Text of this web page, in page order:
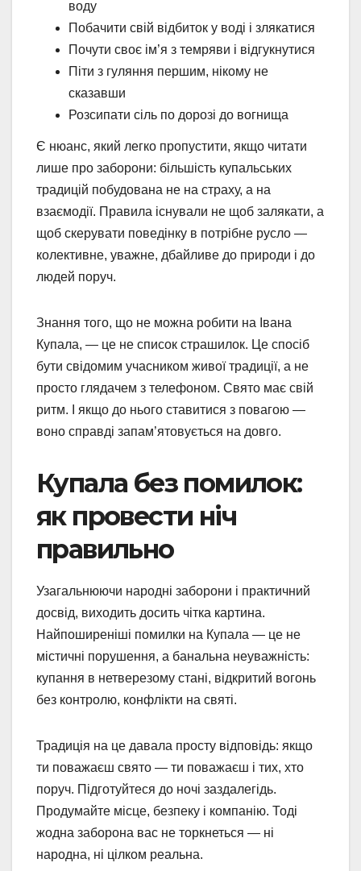
воду
Побачити свій відбиток у воді і злякатися
Почути своє ім’я з темряви і відгукнутися
Піти з гуляння першим, нікому не
сказавши
Розсипати сіль по дорозі до вогнища
Є нюанс, який легко пропустити, якщо читати
лише про заборони: більшість купальських
традицій побудована не на страху, а на
взаємодії. Правила існували не щоб залякати, а
щоб скерувати поведінку в потрібне русло —
колективне, уважне, дбайливе до природи і до
людей поруч.
Знання того, що не можна робити на Івана
Купала, — це не список страшилок. Це спосіб
бути свідомим учасником живої традиції, а не
просто глядачем з телефоном. Свято має свій
ритм. І якщо до нього ставитися з повагою —
воно справді запам’ятовується на довго.
Купала без помилок:
як провести ніч
правильно
Узагальнюючи народні заборони і практичний
досвід, виходить досить чітка картина.
Найпоширеніші помилки на Купала — це не
містичні порушення, а банальна неуважність:
купання в нетверезому стані, відкритий вогонь
без контролю, конфлікти на святі.
Традиція на це давала просту відповідь: якщо
ти поважаєш свято — ти поважаєш і тих, хто
поруч. Підготуйтеся до ночі заздалегідь.
Продумайте місце, безпеку і компанію. Тоді
жодна заборона вас не торкнеться — ні
народна, ні цілком реальна.